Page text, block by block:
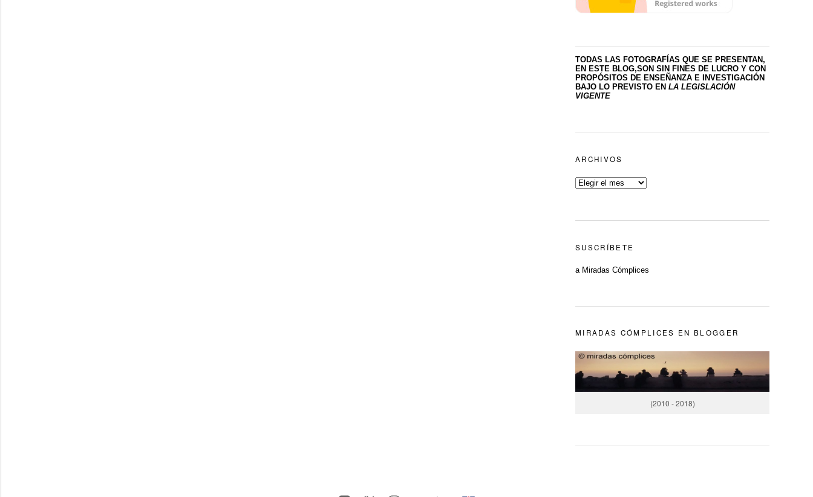
TODAS LAS FOTOGRAFÍAS QUE SE PRESENTAN,
EN ESTE BLOG,SON SIN FINES DE LUCRO Y CON
PROPÓSITOS DE ENSEÑANZA E INVESTIGACIÓN
BAJO LO PREVISTO EN LA LEGISLACIÓN
VIGENTE
ARCHIVOS
SUSCRÍBETE
a Miradas Cómplices
MIRADAS CÓMPLICES EN BLOGGER
(2010 - 2018)